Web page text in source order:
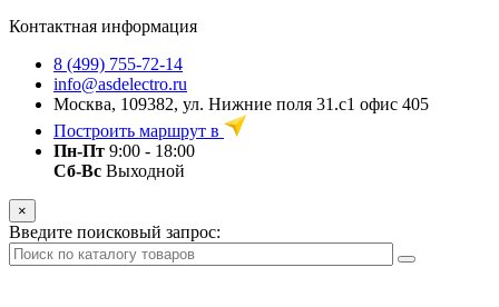
Контактная информация
8 (499) 755-72-14
info@asdelectro.ru
Москва, 109382, ул. Нижние поля 31.с1 офис 405
Построить маршрут в
Пн-Пт 9:00 - 18:00
Сб-Вс Выходной
×
Введите поисковый запрос: